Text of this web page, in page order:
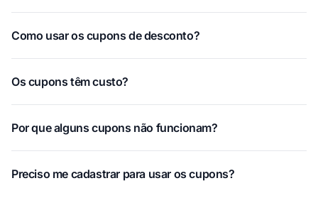
Como usar os cupons de desconto?
Os cupons têm custo?
Por que alguns cupons não funcionam?
Preciso me cadastrar para usar os cupons?